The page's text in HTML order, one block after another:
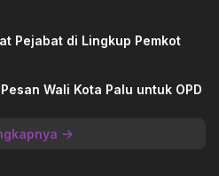
Pejabat di Lingkup Pemkot
Wali Kota Palu untuk OPD